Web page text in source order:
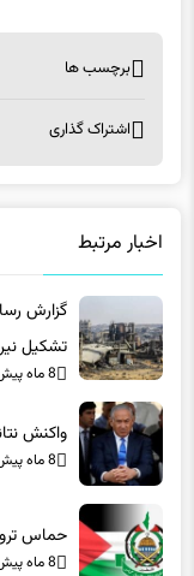
برچسب ها
اشتراک گذاری
اخبار مرتبط
گزارش
تشکیل
8 ماه پیش
واکنش
8 ماه پیش
حماس
8 ماه پیش